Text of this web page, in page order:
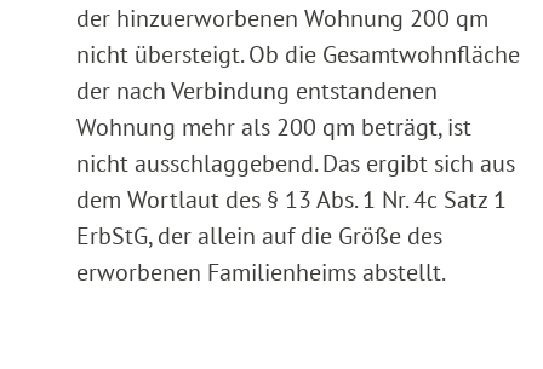
der hinzuerworbenen Wohnung 200 qm
nicht übersteigt. Ob die Gesamtwohnfläche
der nach Verbindung entstandenen
Wohnung mehr als 200 qm beträgt, ist
nicht ausschlaggebend. Das ergibt sich aus
dem Wortlaut des § 13 Abs. 1 Nr. 4c Satz 1
ErbStG, der allein auf die Größe des
erworbenen Familienheims abstellt.